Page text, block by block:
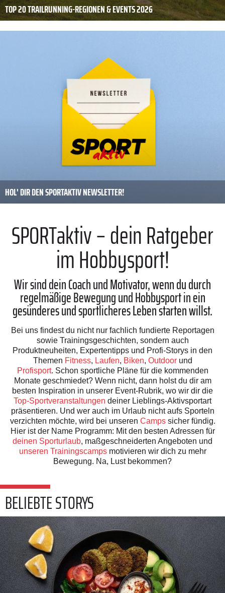
TOP 20 TRAILRUNNING-REGIONEN & EVENTS 2026
HOL' DIR DEN SPORTAKTIV NEWSLETTER!
SPORTaktiv – dein Ratgeber
im Hobbysport!
Wir sind dein Coach und Motivator, wenn du durch
regelmäßige Bewegung und Hobbysport in ein
gesünderes und sportlicheres Leben starten willst.
Bei uns findest du nicht nur fachlich fundierte Reportagen
sowie Trainingsgeschichten, sondern auch
Produktneuheiten, Expertentipps und Profi-Storys in den
Themen Fitness, Laufen, Biken, Outdoorund
Profisport. Schon sportliche Pläne für die kommenden
Monate geschmiedet? Wenn nicht, dann holst du dir am
besten Inspiration in unserer Event-Rubrik, wo wir dir die
Top-Sportveranstaltungen deiner Lieblings-Aktivsportart
präsentieren. Und wer auch im Urlaub nicht aufs Sporteln
verzichten möchte, wird bei unseren Campssicher fündig.
Hier ist der Name Programm: Mit den besten Adressen für
deinen Sporturlaub, maßgeschneiderten Angeboten und
unseren Trainingscamps motivieren wir dich zu mehr
Bewegung. Na, Lust bekommen?
BELIEBTE STORYS